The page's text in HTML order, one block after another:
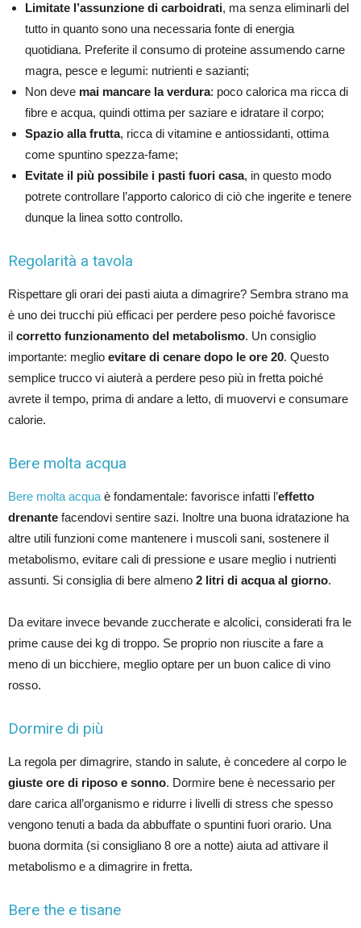
Limitate l’assunzione di carboidrati, ma senza eliminarli del
tutto in quanto sono una necessaria fonte di energia
quotidiana. Preferite il consumo di proteine assumendo carne
magra, pesce e legumi: nutrienti e sazianti;
Non deve mai mancare la verdura: poco calorica ma ricca di
fibre e acqua, quindi ottima per saziare e idratare il corpo;
Spazio alla frutta, ricca di vitamine e antiossidanti, ottima
come spuntino spezza-fame;
Evitate il più possibile i pasti fuori casa, in questo modo
potrete controllare l’apporto calorico di ciò che ingerite e tenere
dunque la linea sotto controllo.
Regolarità a tavola
Rispettare gli orari dei pasti aiuta a dimagrire? Sembra strano ma
è uno dei trucchi più efficaci per perdere peso poiché favorisce
il corretto funzionamento del metabolismo. Un consiglio
importante: meglio evitare di cenare dopo le ore 20. Questo
semplice trucco vi aiuterà a perdere peso più in fretta poiché
avrete il tempo, prima di andare a letto, di muovervi e consumare
calorie.
Bere molta acqua
Bere molta acqua è fondamentale: favorisce infatti l’effetto
drenante facendovi sentire sazi. Inoltre una buona idratazione ha
altre utili funzioni come mantenere i muscoli sani, sostenere il
metabolismo, evitare cali di pressione e usare meglio i nutrienti
assunti. Si consiglia di bere almeno 2 litri di acqua al giorno.
Da evitare invece bevande zuccherate e alcolici, considerati fra le
prime cause dei kg di troppo. Se proprio non riuscite a fare a
meno di un bicchiere, meglio optare per un buon calice di vino
rosso.
Dormire di più
La regola per dimagrire, stando in salute, è concedere al corpo le
giuste ore di riposo e sonno. Dormire bene è necessario per
dare carica all’organismo e ridurre i livelli di stress che spesso
vengono tenuti a bada da abbuffate o spuntini fuori orario. Una
buona dormita (si consigliano 8 ore a notte) aiuta ad attivare il
metabolismo e a dimagrire in fretta.
Bere the e tisane